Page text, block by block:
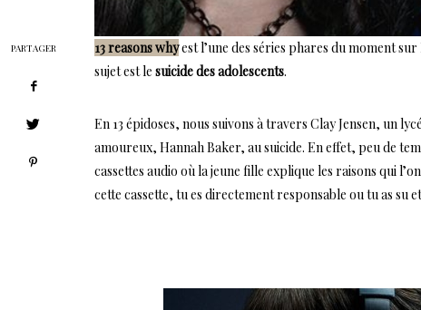
13 reasons whyest l’une des séries phares du moment
sujet est le suicide des adolescents.
En 13 épidoses, nous suivons à travers Clay Jensen, un
amoureux, Hannah Baker, au suicide. En effet, peu de
cassettes audio où la jeune fille explique les raisons qui
cette cassette, tu es directement responsable ou tu as su
PARTAGER